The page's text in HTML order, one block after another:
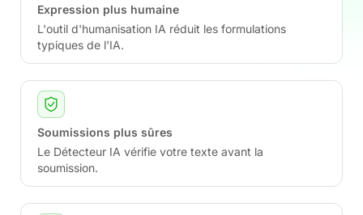
Expression plus humaine
L'outil d'humanisation IA réduit les formulations
typiques de l'IA.
Soumissions plus sûres
Le Détecteur IA vérifie votre texte avant la
soumission.